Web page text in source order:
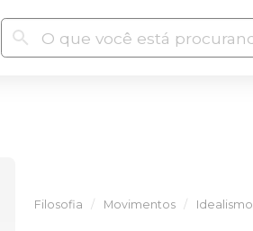
Filosofia Movimentos Idealismo